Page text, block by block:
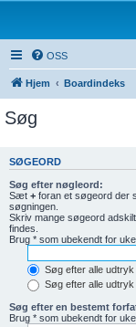
OSS
Hjem Boardindeks
Søg
SØGEORD
Søg efter nøgleord:
Sæt + foran et søgeord der
søgningen.
Skriv mange søgeord
findes.
Brug * som ubekendt for
Søg efter alle
Søg efter alle udtryk
Søg efter en bestemt
Brug * som ubekendt for